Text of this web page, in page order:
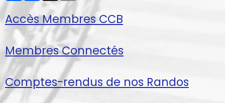
Accès Membres CCB
Membres Connectés
Comptes-rendus de nos Randos